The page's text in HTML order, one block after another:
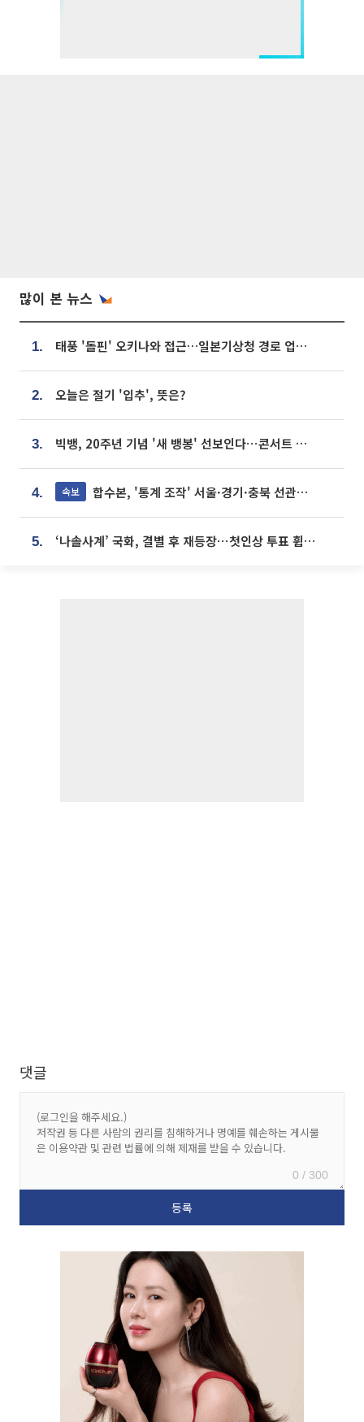
많이 본 뉴스
1. 태풍 '돌핀' 오키나와 접근…일본기상청 경로 업데이트
2. 오늘은 절기 '입추', 뜻은?
3. 빅뱅, 20주년 기념 '새 뱅봉' 선보인다⋯콘서트 앞두고 팝업 개최
4. 속보 합수본, '통계 조작' 서울·경기·충북 선관위 등 추가 압수수색
5. ‘나솔사계’ 국화, 결별 후 재등장⋯첫인상 투표 휩쓸고 ‘인기녀’ 등극
댓글
0 / 300